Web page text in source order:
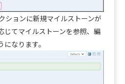
ションに新規マイルストーンが
じてマイルストーンを参照、編
なります。